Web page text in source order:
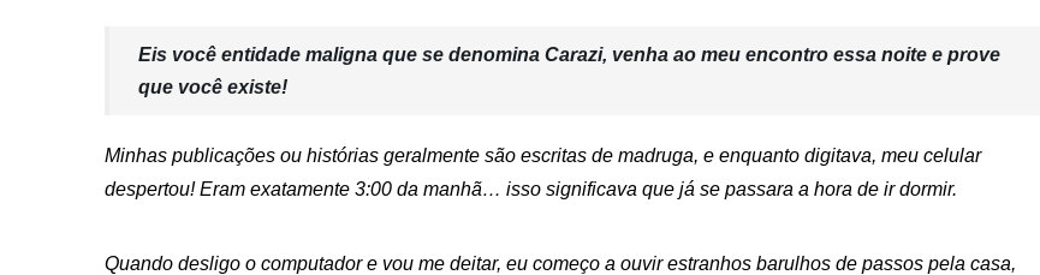
Eis você entidade maligna que se denomina Carazi, venha ao meu encontro essa noite e prove
que você existe!
Minhas publicações ou histórias geralmente são escritas de madruga, e enquanto digitava, meu celular
despertou! Eram exatamente 3:00 da manhã… isso significava que já se passara a hora de ir dormir.
Quando desligo o computador e vou me deitar, eu começo a ouvir estranhos barulhos de passos pela casa,